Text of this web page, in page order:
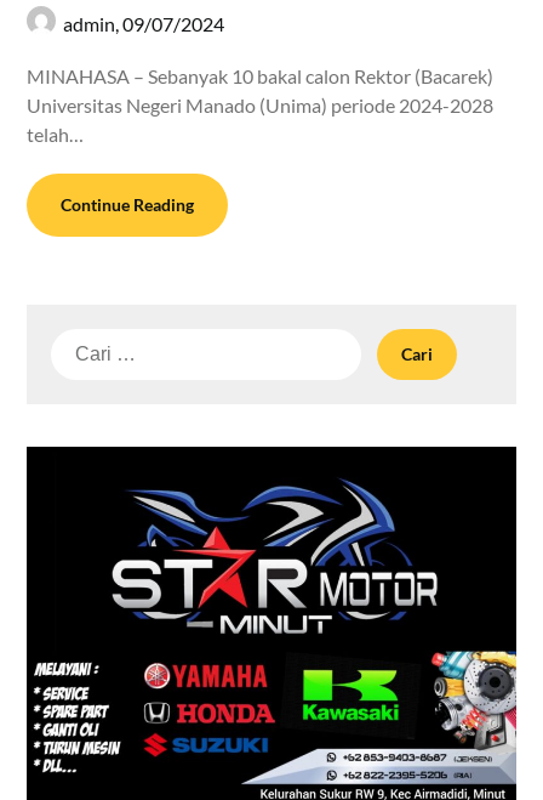
admin,09/07/2024
MINAHASA – Sebanyak 10 bakal calon Rektor (Bacarek)
Universitas Negeri Manado (Unima) periode 2024-2028
telah…
Continue Reading
Cari